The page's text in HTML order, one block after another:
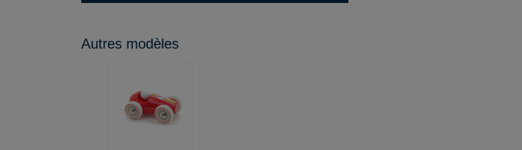
Autres modèles